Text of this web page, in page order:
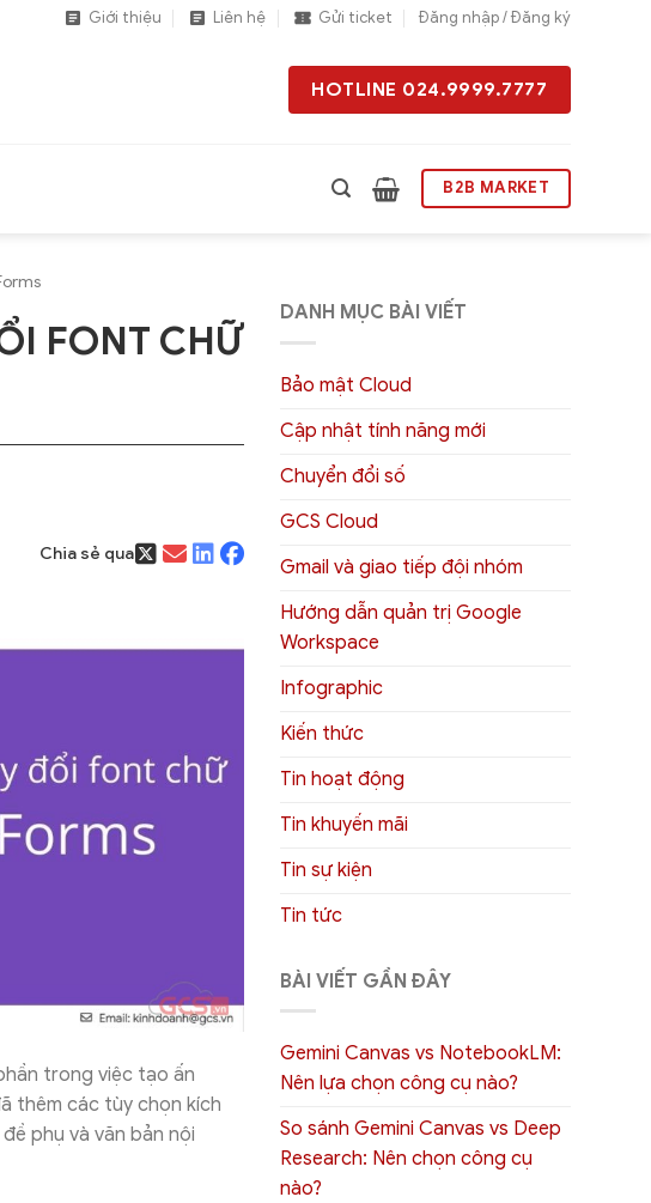
Giới thiệu Liên hệ Gửi ticket Đăng nhập / Đăng ký
HOTLINE 024.9999.7777
B2B MARKET
FONT CHỮ
Chia sẻ qua
trong việc tạo ấn
thêm các tùy chọn kích
phụ và văn bản nội
DANH MỤC BÀI VIẾT
Bảo mật Cloud
Cập nhật tính năng mới
Chuyển đổi số
GCS Cloud
Gmail và giao tiếp đội nhóm
Hướng dẫn quản trị Google
Workspace
Infographic
Kiến thức
Tin hoạt động
Tin khuyến mãi
Tin sự kiện
Tin tức
BÀI VIẾT GẦN ĐÂY
Gemini Canvas vs NotebookLM:
Nên lựa chọn công cụ nào?
So sánh Gemini Canvas vs Deep
Research: Nên chọn công cụ
nào?